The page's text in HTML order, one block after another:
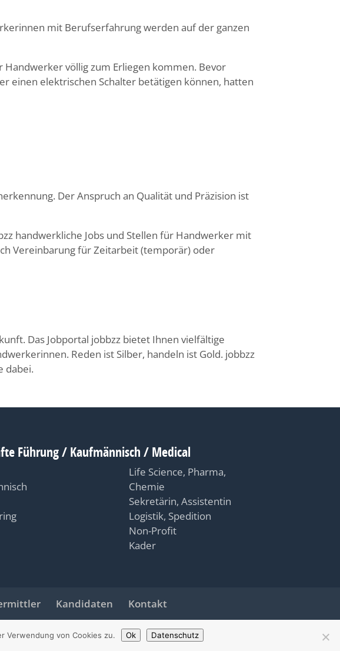
mit Berufserfahrung werden auf der ganzen
völlig zum Erliegen kommen. Bevor
einen elektrischen Schalter betätigen können, hatten
Der Anspruch an Qualität und Präzision ist
handwerkliche Jobs und Stellen für Handwerker mit
Vereinbarung für Zeitarbeit (temporär) oder
Das Jobportal jobbzz bietet Ihnen vielfältige
Reden ist Silber, handeln ist Gold. jobbzz
dabei.
Führung / Kaufmännisch / Medical
Life Science, Pharma,
Chemie
Sekretärin, Assistentin
Logistik, Spedition
Non-Profit
Kader
Kandidaten Kontakt
in Basel - All Rights Reserved
Verwendung von Cookies zu. Ok Datenschutz